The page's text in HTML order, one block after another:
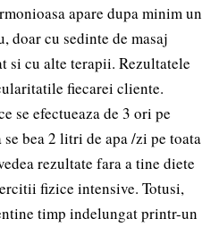
apare dupa minim un
doar cu sedinte de masaj
si cu alte terapii. Rezultatele
fiecarei cliente.
se efectueaza de 3 ori pe
se bea 2 litri de apa /zi pe toata
rezultate fara a tine diete
fizice intensive. Totusi,
timp indelungat printr-un